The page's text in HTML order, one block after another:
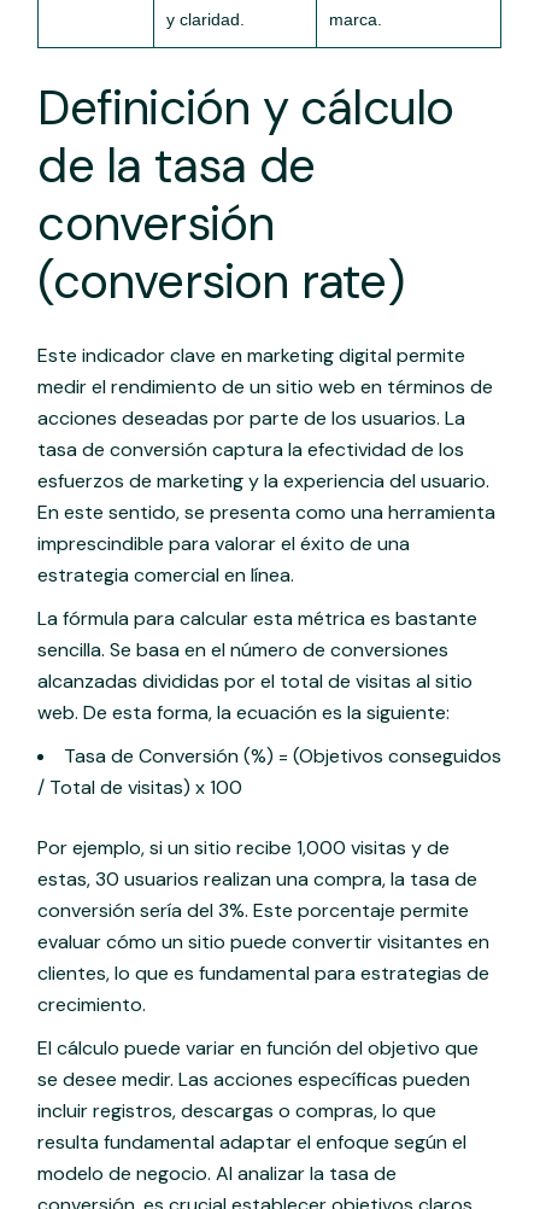
y claridad.
marca.
Definición y cálculo
de la tasa de
conversión
(conversion rate)
Este indicador clave en marketing digital permite
medir el rendimiento de un sitio web en términos de
acciones deseadas por parte de los usuarios. La
tasa de conversión captura la efectividad de los
esfuerzos de marketing y la experiencia del usuario.
En este sentido, se presenta como una herramienta
imprescindible para valorar el éxito de una
estrategia comercial en línea.
La fórmula para calcular esta métrica es bastante
sencilla. Se basa en el número de conversiones
alcanzadas divididas por el total de visitas al sitio
web. De esta forma, la ecuación es la siguiente:
Tasa de Conversión (%) = (Objetivos conseguidos
/ Total de visitas) x 100
Por ejemplo, si un sitio recibe 1,000 visitas y de
estas, 30 usuarios realizan una compra, la tasa de
conversión sería del 3%. Este porcentaje permite
evaluar cómo un sitio puede convertir visitantes en
clientes, lo que es fundamental para estrategias de
crecimiento.
El cálculo puede variar en función del objetivo que
se desee medir. Las acciones específicas pueden
incluir registros, descargas o compras, lo que
resulta fundamental adaptar el enfoque según el
modelo de negocio. Al analizar la tasa de